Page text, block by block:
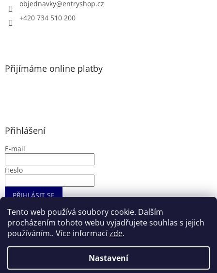
Tento web používá soubory cookie. Dalším
procházením tohoto webu vyjadřujete souhlas s jejich
používáním.. Více informacízde.
Nastavení
objednavky@entryshop.cz
+420 734 510 200
Přijímáme online platby
Přihlášení
E-mail
Heslo
PŘIHLÁSIT SE
Nová registraceZapomenuté heslo